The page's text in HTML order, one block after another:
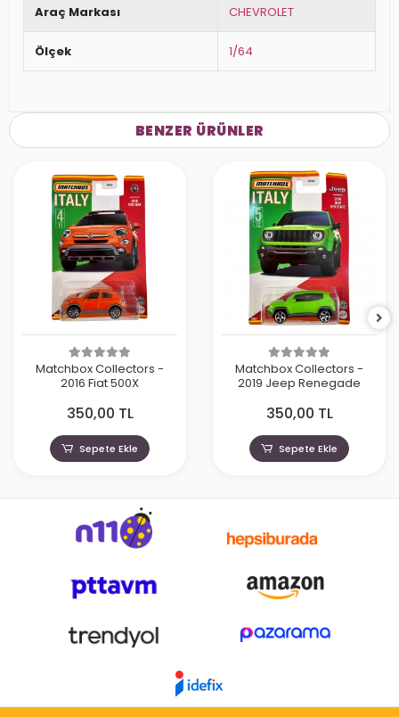
Araç Markası CHEVROLET
Ölçek 1/64
BENZER ÜRÜNLER
Matchbox Collectors -
2016 Fiat 500X
350,00 TL
Sepete Ekle
Matchbox Collectors -
2019 Jeep Renegade
350,00 TL
Sepete Ekle